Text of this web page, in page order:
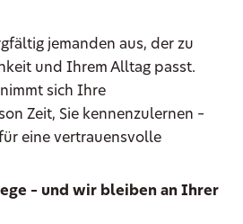
jemanden aus, der zu
und Ihrem Alltag passt.
sich Ihre
Zeit, Sie kennenzulernen –
eine vertrauensvolle
– und wir bleiben an Ihrer